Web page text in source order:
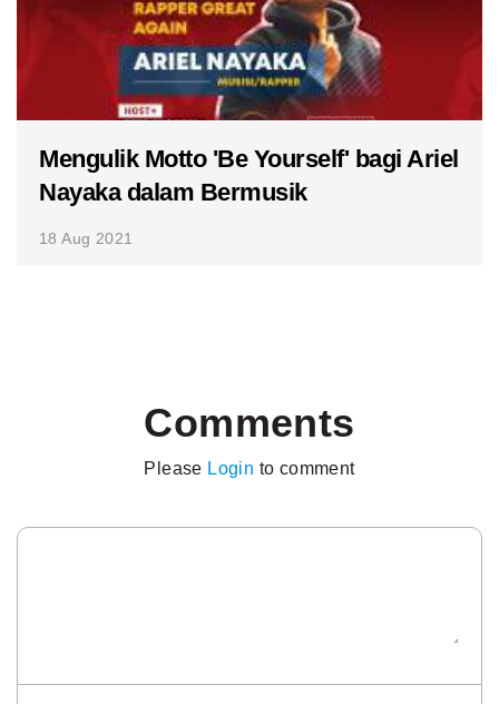
Mengulik Motto 'Be Yourself' bagi Ariel
Nayaka dalam Bermusik
18 Aug 2021
Comments
Please Login to comment